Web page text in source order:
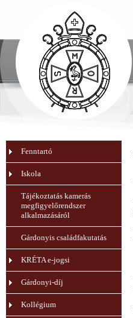
Fenntartó
Iskola
Tájékoztatás kamerás
megfigyelőrendszer
alkalmazásáról
Gárdonyis családfakutatás
KRÉTA e-jogsi
Gárdonyi-díj
Kollégium